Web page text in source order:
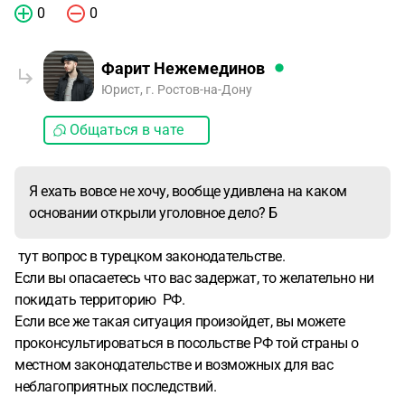
0 0
Фарит Нежемединов
Юрист, г. Ростов-на-Дону
Общаться в чате
Я ехать вовсе не хочу, вообще удивлена на каком
основании открыли уголовное дело? Б
тут вопрос в турецком законодательстве.
Если вы опасаетесь что вас задержат, то желательно ни
покидать территорию РФ.
Если все же такая ситуация произойдет, вы можете
проконсультироваться в посольстве РФ той страны о
местном законодательстве и возможных для вас
неблагоприятных последствий.